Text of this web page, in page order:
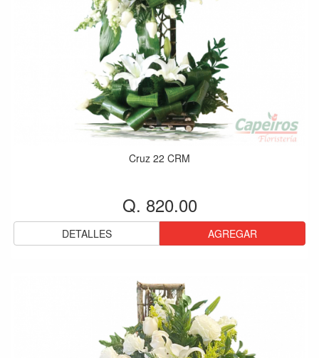
Cruz 22 CRM
Q. 820.00
DETALLES AGREGAR